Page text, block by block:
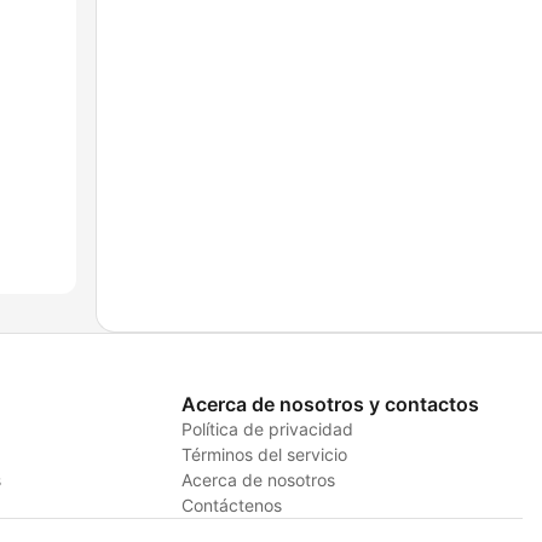
Acerca de nosotros y contactos
Política de privacidad
Términos del servicio
Acerca de nosotros
Contáctenos